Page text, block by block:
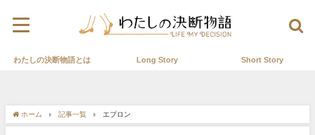
わたしの決断物語とは Long Story Short Story
ホーム 記事一覧 エプロン